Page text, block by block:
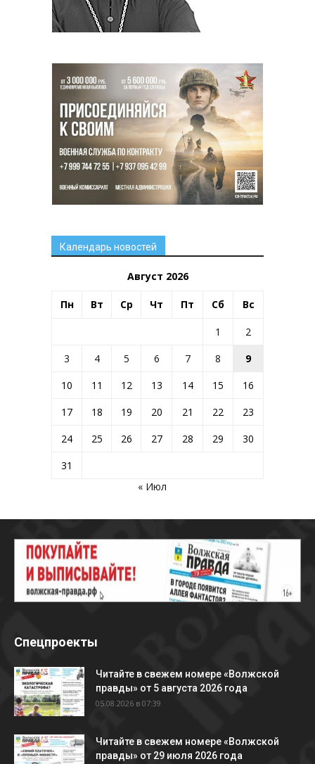
Календарь новостей
Август 2026
Пн Вт Ср Чт Пт Сб Вс
1
2
3
4 5 6 7 8
9
10
11 12 13 14 15
16
17
18 19 20 21 22
23
24
25 26 27 28 29
30
31
« Июл
Спецпроекты
Читайте в свежем номере «Волжской
правды» от 5 августа 2026 года
05.08.2026 в 07:39
Читайте в свежем номере «Волжской
правды» от 29 июля 2026 года